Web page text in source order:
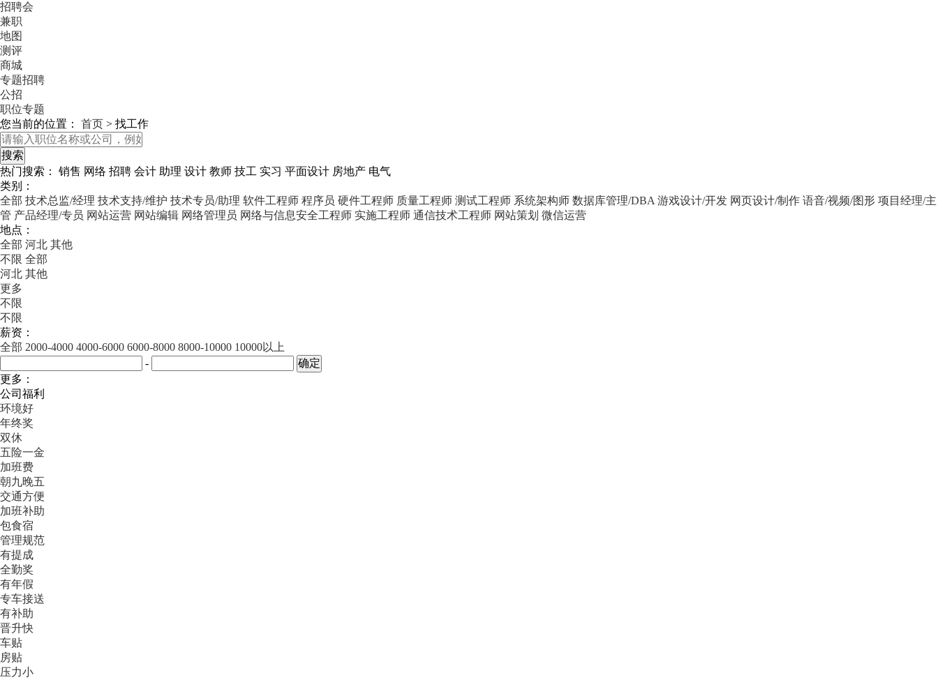
招聘会
兼职
地图
测评
商城
专题招聘
公招
职位专题
您当前的位置： 首页 > 找工作
热门搜索： 销售 网络 招聘 会计 助理 设计 教师 技工 实习 平面设计 房地产 电气
类别：
全部 技术总监/经理 技术支持/维护 技术专员/助理 软件工程师 程序员 硬件工程师 质量工程师 测试工程师 系统架构师 数据库管理/DBA 游戏设计/开发 网页设计/制作 语音/视频/图形 项目经理/主
管 产品经理/专员 网站运营 网站编辑 网络管理员 网络与信息安全工程师 实施工程师 通信技术工程师 网站策划 微信运营
地点：
全部 河北 其他
不限 全部
河北 其他
更多
不限
不限
薪资：
全部 2000-4000 4000-6000 6000-8000 8000-10000 10000以上
-
更多：
公司福利
环境好
年终奖
双休
五险一金
加班费
朝九晚五
交通方便
加班补助
包食宿
管理规范
有提成
全勤奖
有年假
专车接送
有补助
晋升快
车贴
房贴
压力小